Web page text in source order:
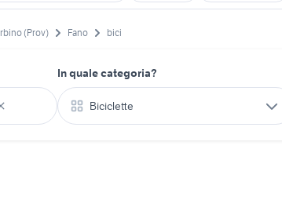
(Prov) Fano bici
In quale categoria?
Biciclette